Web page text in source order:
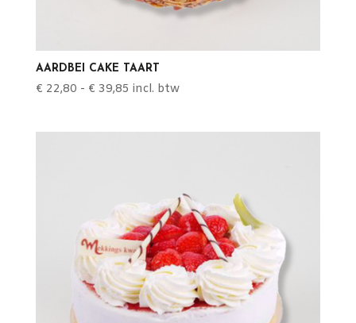
AARDBEI CAKE TAART
€ 22,80 - € 39,85 Prijsklasse:
incl. btw